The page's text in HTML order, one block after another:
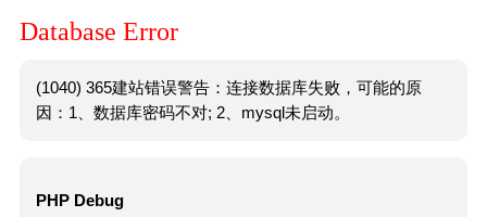
Database Error
(1040) 365建站错误警告：连接数据库失败，可能的原
因：1、数据库密码不对; 2、mysql未启动。
PHP Debug